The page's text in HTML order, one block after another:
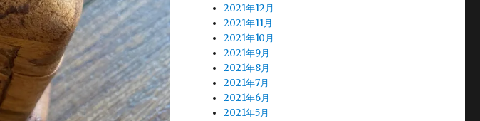
2021年12月
2021年11月
2021年10月
2021年9月
2021年8月
2021年7月
2021年6月
2021年5月